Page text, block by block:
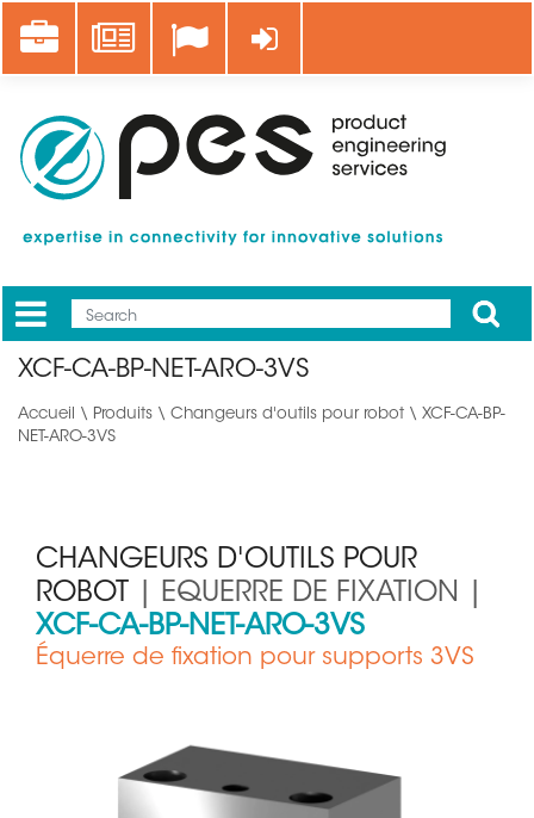
au
contenu
Career News Se connecter
Mobile
Main
Apply
XCF-CA-BP-NET-ARO-3VS
Accueil \ Produits \ Changeurs d'outils pour robot \ XCF-CA-BP-
NET-ARO-3VS
CHANGEURS D'OUTILS POUR
ROBOT
| EQUERRE DE FIXATION |
XCF-CA-BP-NET-ARO-3VS
Équerre de fixation pour supports 3VS